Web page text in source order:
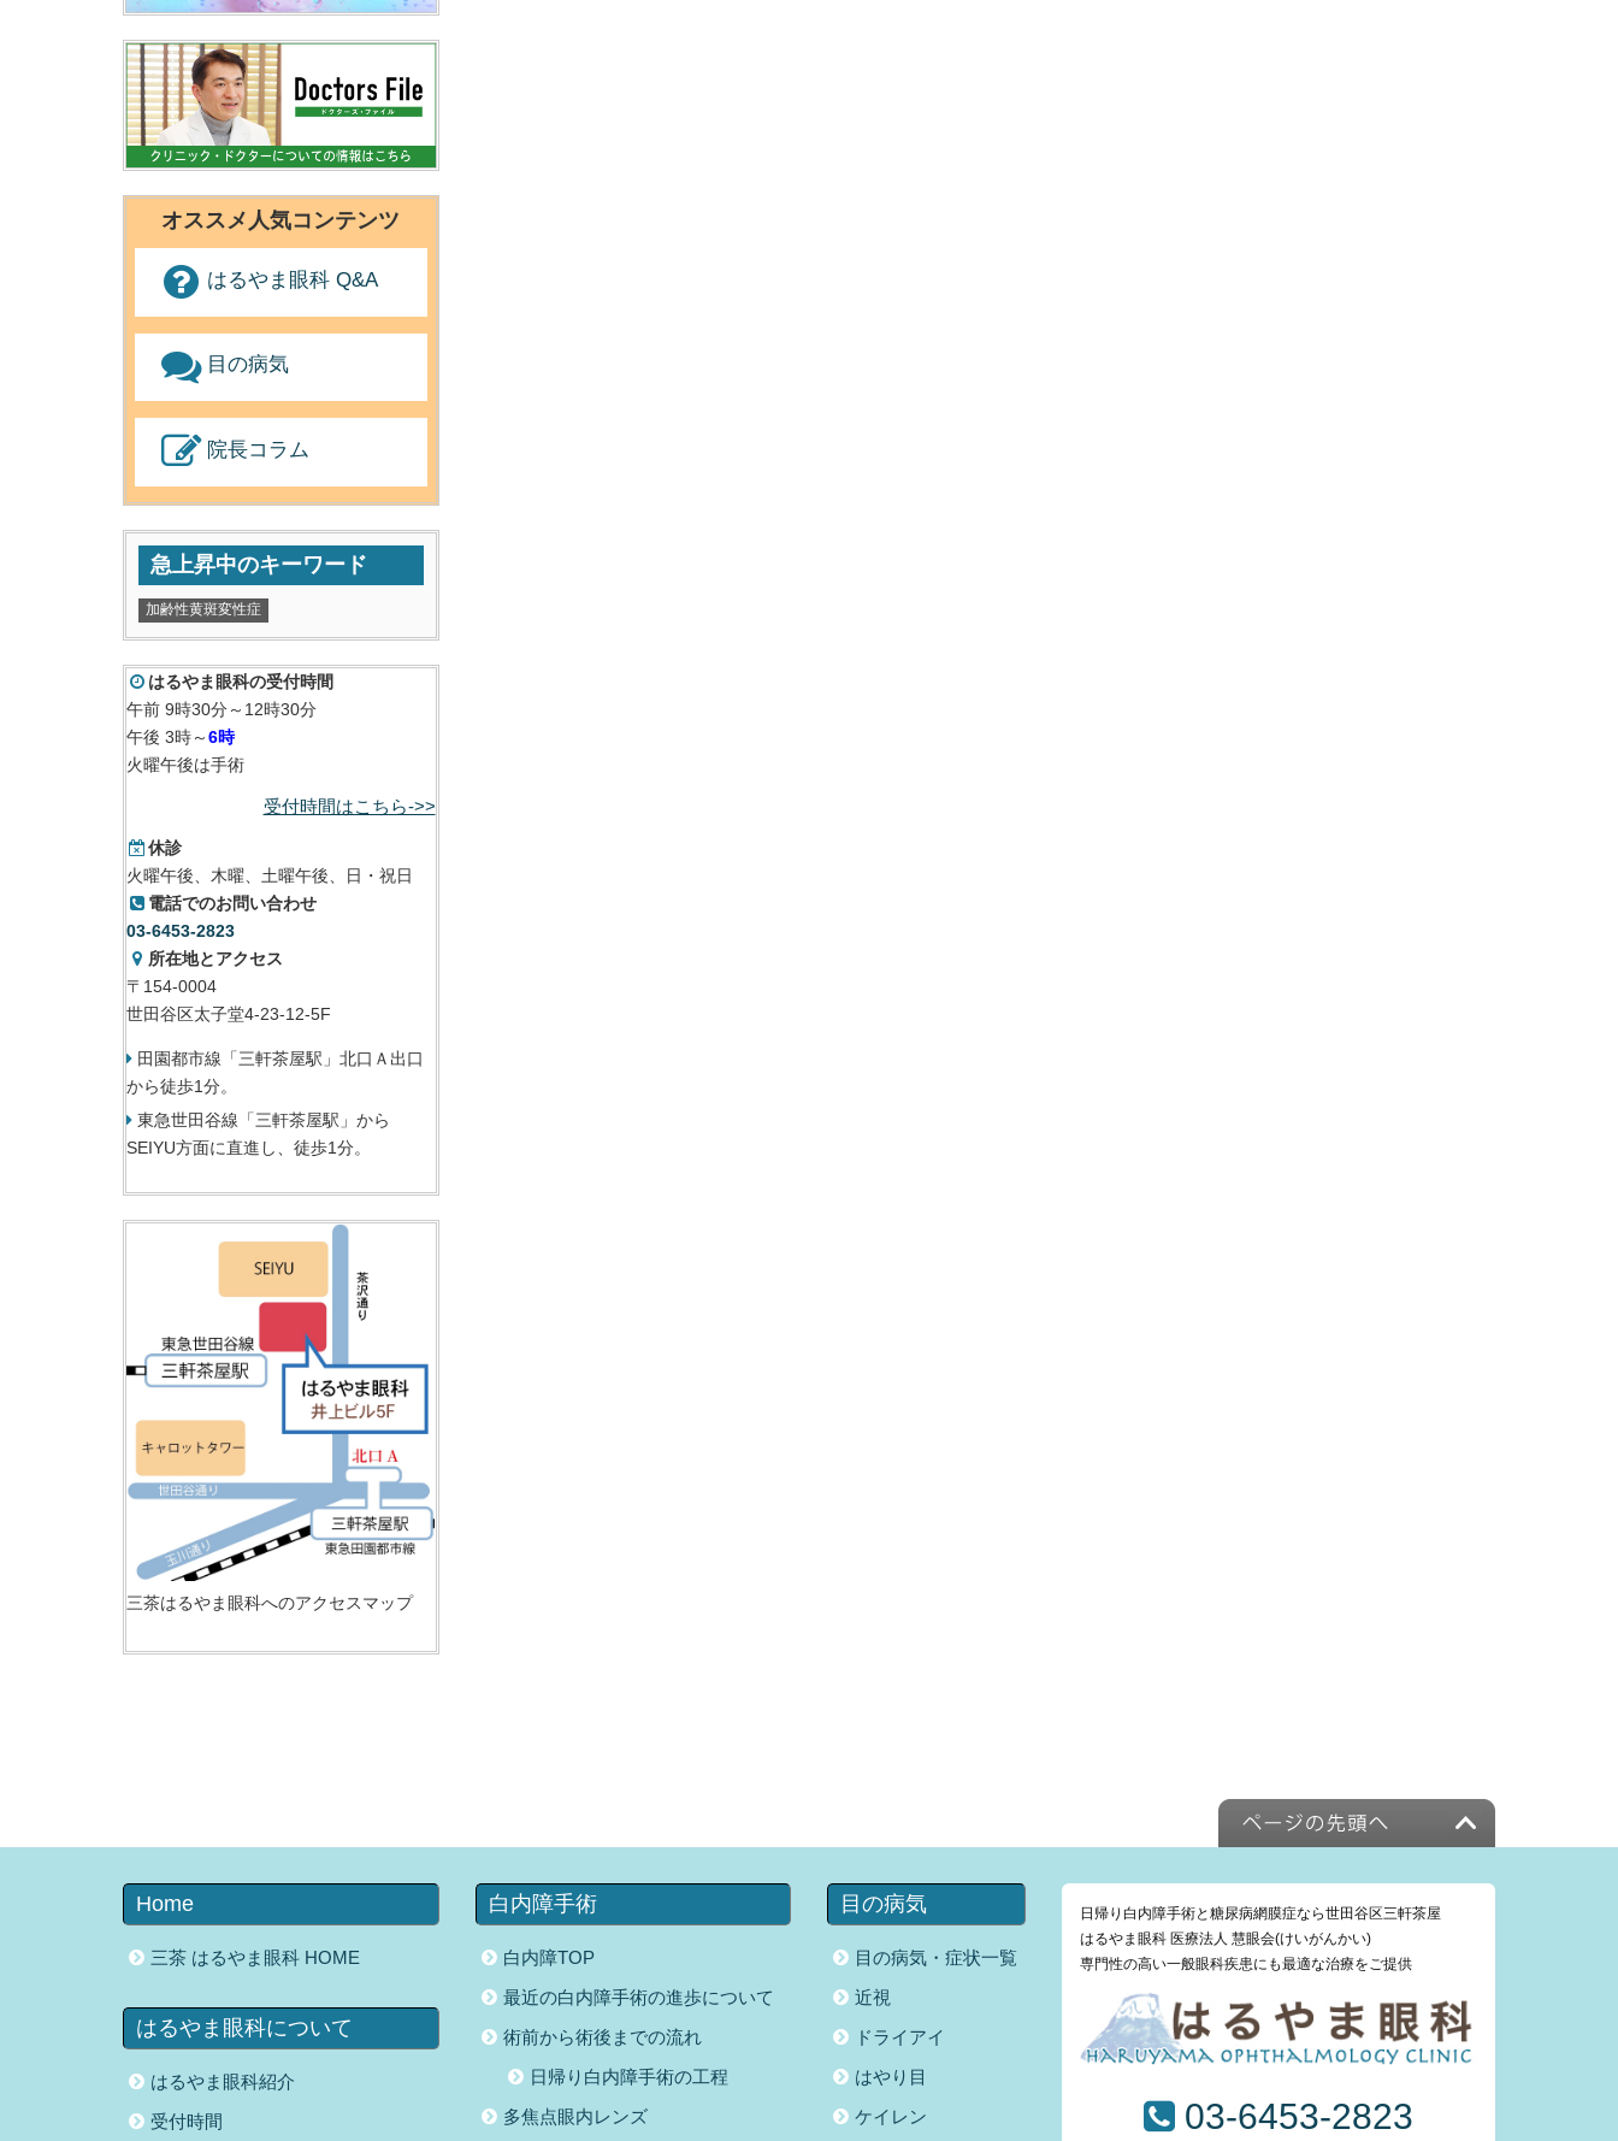
オススメ人気コンテンツ
はるやま眼科 Q&A
目の病気
院長コラム
急上昇中のキーワード
加齢性黄斑変性症
はるやま眼科の受付時間
午前 9時30分～12時30分
午後 3時～6時
火曜午後は手術
受付時間はこちら->>
休診
火曜午後、木曜、土曜午後、日・祝日
電話でのお問い合わせ
03-6453-2823
所在地とアクセス
〒154-0004
世田谷区太子堂4-23-12-5F
田園都市線「三軒茶屋駅」北口Ａ出口
から徒歩1分。
東急世田谷線「三軒茶屋駅」から
SEIYU方面に直進し、徒歩1分。
三茶はるやま眼科へのアクセスマップ
Home
三茶 はるやま眼科 HOME
はるやま眼科について
はるやま眼科紹介
受付時間
白内障手術
白内障TOP
最近の白内障手術の進歩について
術前から術後までの流れ
日帰り白内障手術の工程
多焦点眼内レンズ
目の病気
目の病気・症状一覧
近視
ドライアイ
はやり目
ケイレン
日帰り白内障手術と糖尿病網膜症なら世田谷区三軒茶屋
はるやま眼科 医療法人 慧眼会(けいがんかい)
専門性の高い一般眼科疾患にも最適な治療をご提供
03-6453-2823